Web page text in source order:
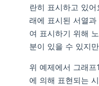
란히 표시하고 있
래에 표시된 서열
여 표시하기 위해
분이 있을 수 있지
위 예제에서 그래
에 의해 표현되는